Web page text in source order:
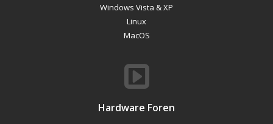
Windows Vista & XP
Linux
MacOS
Hardware Foren